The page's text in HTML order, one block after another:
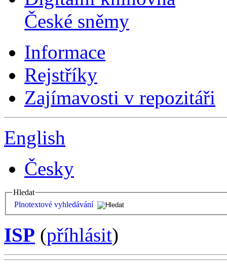
České sněmy
Informace
Rejstříky
Zajímavosti v repozitáři
English
Česky
Hledat
Plnotextové vyhledávání
ISP (příhlásit)